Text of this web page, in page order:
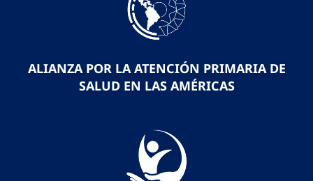
ALIANZA POR LA ATENCIÓN PRIMARIA DE
SALUD EN LAS AMÉRICAS